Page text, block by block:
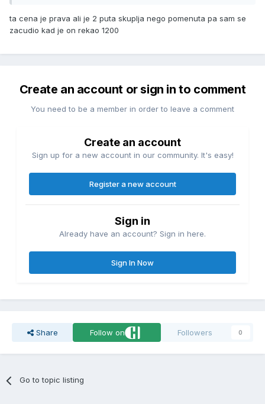
ta cena je prava ali je 2 puta skuplja nego pomenuta pa sam se
zacudio kad je on rekao 1200
Create an account or sign in to comment
You need to be a member in order to leave a comment
Create an account
Sign up for a new account in our community. It's easy!
Register a new account
Sign in
Already have an account? Sign in here.
Sign In Now
Share Follow on Followers 0
Go to topic listing